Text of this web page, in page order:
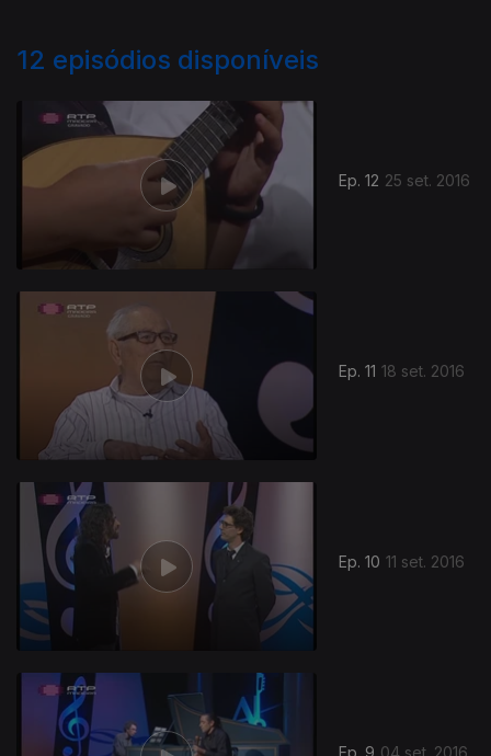
12 episódios disponíveis
Ep. 12 25 set. 2016
Ep. 11 18 set. 2016
Ep. 10 11 set. 2016